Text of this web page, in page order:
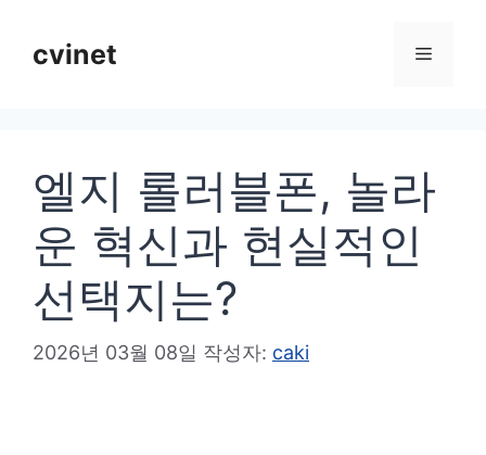
cvinet 메
엘지 롤러블폰, 놀라
운 혁신과 현실적인
선택지는?
2026년 03월 08일 작성자: caki